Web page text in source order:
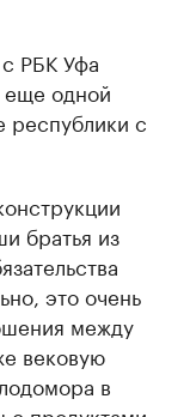
РБК Уфа
еще одной
республики с
братья из
это очень
между
вековую
в